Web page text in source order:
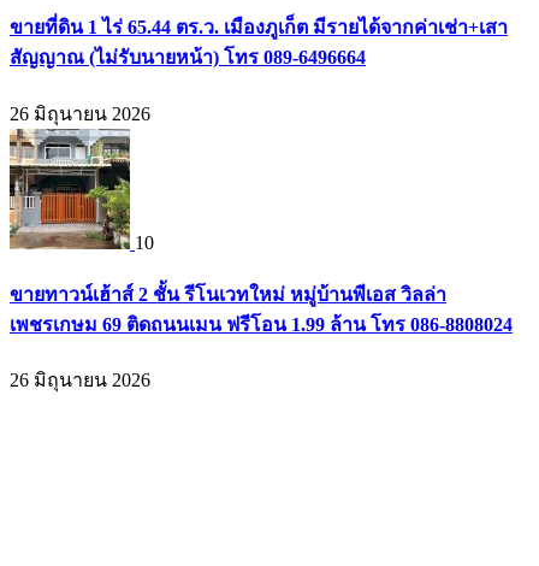
ขายที่ดิน 1 ไร่ 65.44 ตร.ว. เมืองภูเก็ต มีรายได้จากค่าเช่า+เสา
สัญญาณ (ไม่รับนายหน้า) โทร 089-6496664
26 มิถุนายน 2026
10
ขายทาวน์เฮ้าส์ 2 ชั้น รีโนเวทใหม่ หมู่บ้านพีเอส วิลล่า
เพชรเกษม 69 ติดถนนเมน ฟรีโอน 1.99 ล้าน โทร 086-8808024
26 มิถุนายน 2026